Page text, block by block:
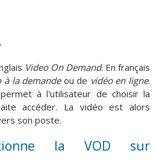
Video On Demand. En français
à la demandeou de vidéo en ligne.
à l'utilisateur de choisir la
accéder. La vidéo est alors
son poste.
la VOD sur